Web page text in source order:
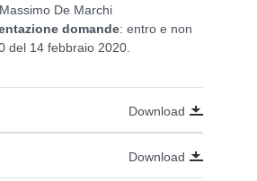
De Marchi
domande: entro e non
del 14 febbraio 2020.
Download
Download